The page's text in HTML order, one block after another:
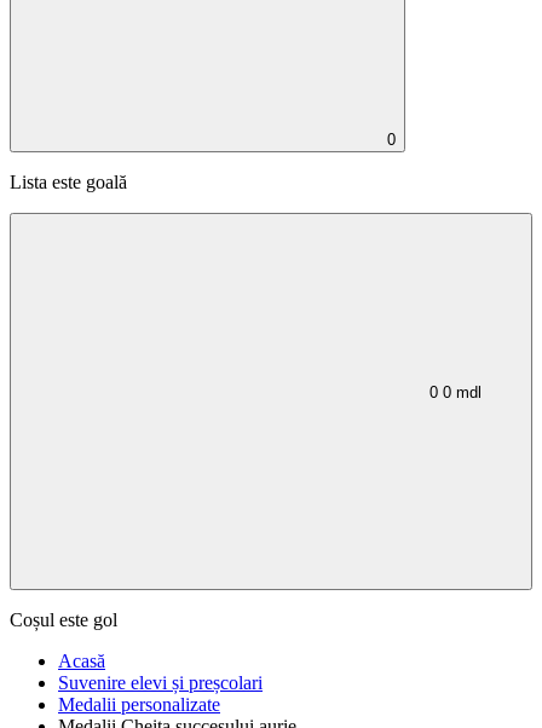
0
Lista este goală
0 0 mdl
Coșul este gol
Acasă
Suvenire elevi și preșcolari
Medalii personalizate